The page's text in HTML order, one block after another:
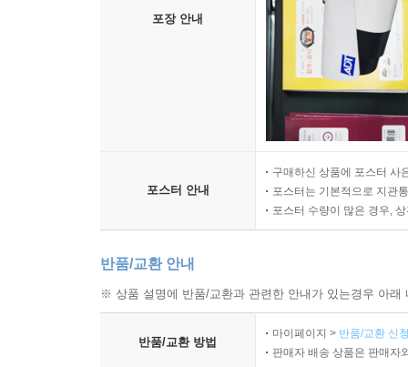
포장 안내
포스터 안내
구매하신 상품에 포스터 사
포스터는 기본적으로 지관
포스터 수량이 많은 경우,
반품/교환 안내
※ 상품 설명에 반품/교환과 관련한 안내가 있는경우 아
반품/교환 방법
마이페이지 > 반품/교환 신
판매자 배송 상품은 판매자